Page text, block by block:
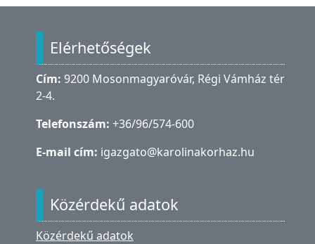
Elérhetőségek
Cím: 9200 Mosonmagyaróvár, Régi Vámház tér
2-4.
Telefonszám: +36/96/574-600
E-mail cím: igazgato@karolinakorhaz.hu
Közérdekű adatok
Közérdekű adatok